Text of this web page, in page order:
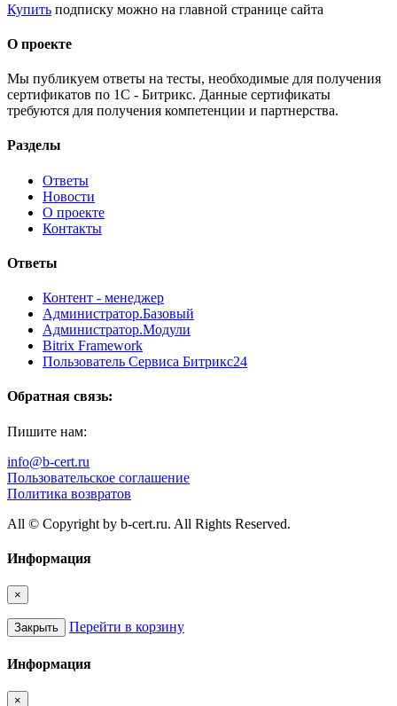
Купить подписку можно на главной странице сайта
О проекте
Мы публикуем ответы на тесты, необходимые для получения
сертификатов по 1С - Битрикс. Данные сертификаты
требуются для получения компетенции и партнерства.
Разделы
Ответы
Новости
О проекте
Контакты
Ответы
Контент - менеджер
Администратор.Базовый
Администратор.Модули
Bitrix Framework
Пользователь Сервиса Битрикс24
Обратная связь:
Пишите нам:
info@b-cert.ru
Пользовательское соглашение
Политика возвратов
All © Copyright by b-cert.ru. All Rights Reserved.
Информация
×
Закрыть Перейти в корзину
Информация
×